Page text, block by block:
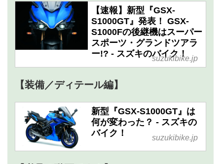
【速報】新型『GSX-
S1000GT』発表！ GSX-
S1000Fの後継機はスーパー
スポーツ・グランドツアラ
ー!? - スズキのバイク！
suzukibike.jp
【装備／ディテール編】
新型『GSX-S1000GT』は
何が変わった？ - スズキの
バイク！
suzukibike.jp